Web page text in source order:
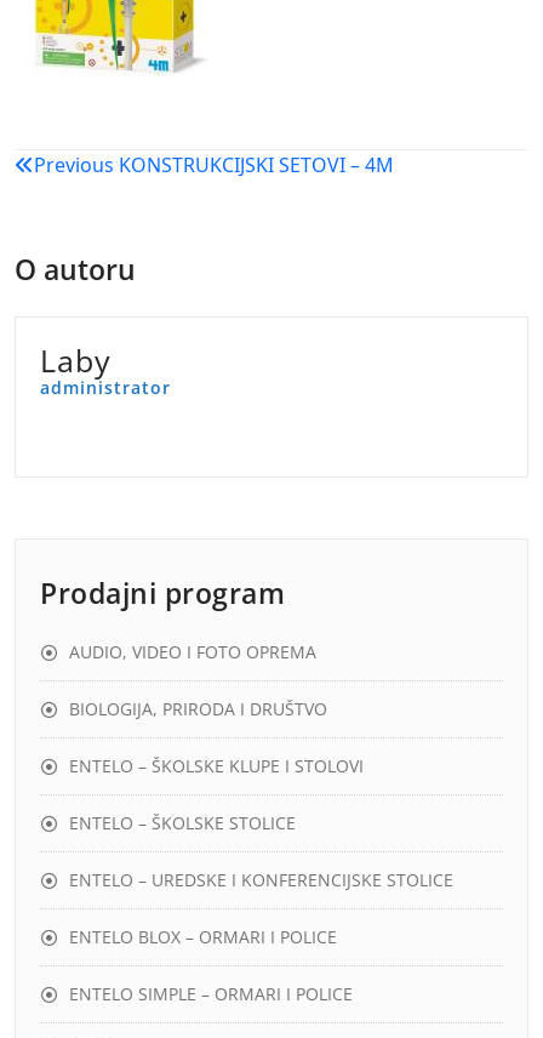
Navigacija
Previous KONSTRUKCIJSKI SETOVI – 4M
O autoru
Laby
administrator
Prodajni program
AUDIO, VIDEO I FOTO OPREMA
BIOLOGIJA, PRIRODA I DRUŠTVO
ENTELO – ŠKOLSKE KLUPE I STOLOVI
ENTELO – ŠKOLSKE STOLICE
ENTELO – UREDSKE I KONFERENCIJSKE STOLICE
ENTELO BLOX – ORMARI I POLICE
ENTELO SIMPLE – ORMARI I POLICE